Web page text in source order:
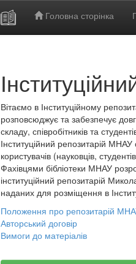
Головна сторінка
Вітаємо в Інституційному
розповсюджує та забезпечує
складу, співробітників та
Інституційний репозитарій
користувачів (науковців,
Фахівцями бібліотеки МНАУ
інституційний репозитарій
наданих для розміщення в
Положення про репозитарій
Авторський договір
Вимоги до матеріалів